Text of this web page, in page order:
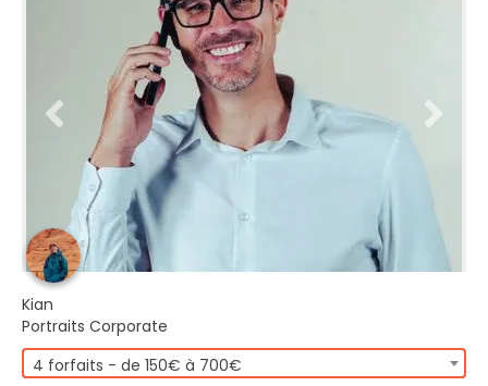
Kian
Portraits Corporate
4 forfaits - de 150€ à 700€